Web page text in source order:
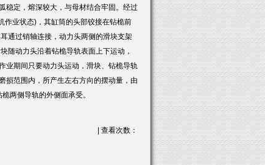
稳定，熔深较大，与母材结合牢固。经过
作业状态)，其缸筒的头部铰接在钻桅前
通过销轴连接，动力头两侧的滑块支架
随动力头沿着钻桅导轨表面上下运动，
业期间只要动力头运动，滑块、钻桅导轨
损范围内，所产生左右方向的摆动量，由
两侧导轨的外侧面承受。
| 查看次数：